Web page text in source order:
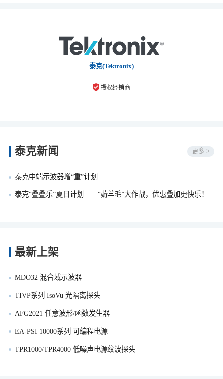
泰克(Tektronix)
授权经销商
泰克新闻 更多 >
泰克中端示波器增“重”计划
泰克“叠叠乐”夏日计划——“薅羊毛”大作战，优惠叠加更快乐！
最新上架
MDO32 混合域示波器
TIVP系列 IsoVu 光隔离探头
AFG2021 任意波形/函数发生器
EA-PSI 10000系列 可编程电源
TPR1000/TPR4000 低噪声电源纹波探头